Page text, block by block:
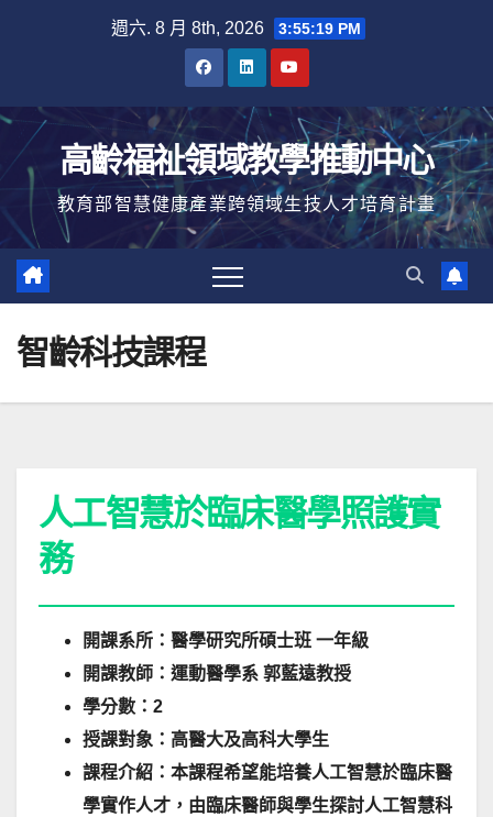
週六. 8 月 8th, 2026 3:55:20 PM
高齡福祉領域教學推動中心
教育部智慧健康產業跨領域生技人才培育計畫
智齡科技課程
人工智慧於臨床醫學照護實
務
開課系所：醫學研究所碩士班 一年級
開課教師：運動醫學系 郭藍遠教授
學分數：2
授課對象：高醫大及高科大學生
課程介紹：本課程希望能培養人工智慧於臨床醫
學實作人才，由臨床醫師與學生探討人工智慧科